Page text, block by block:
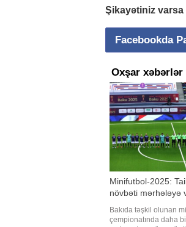
Şikayətiniz varsa
Facebookda
Oxşar xəbərlər
Minifutbol-2025:
növbəti mərhələyə
Bakıda təşkil olunan
çempionatında daha